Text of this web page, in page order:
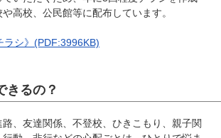
高校、公民館等に配布しています。
ラシ》(PDF:3996KB)
きるの？
、友達関係、不登校、ひきこもり、親子関